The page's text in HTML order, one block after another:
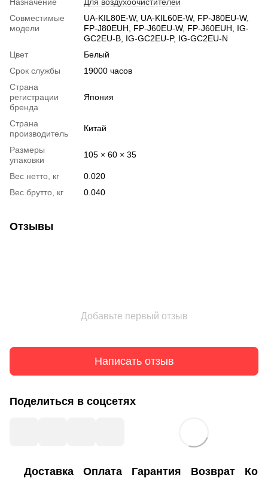
Совместимые
модели
UA-KIL80E-W, UA-KIL60E-W, FP-J80EU-W,
FP-J80EUH, FP-J60EU-W, FP-J60EUH, IG-
GC2EU-B, IG-GC2EU-P, IG-GC2EU-N
Цвет
Белый
Срок службы
19000 часов
Страна
регистрации
бренда
Япония
Страна
производитель
Китай
Размеры
упаковки
105 × 60 × 35
Вес нетто, кг
0.020
Вес брутто, кг
0.040
Отзывы
Добавьте первый отзыв
Написать отзыв
Поделиться в соцсетях
Доставка Оплата Гарантия Возврат